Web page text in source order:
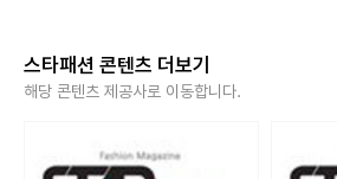
눈길을 끌었다.
했다. 별다른 설명 없이 업로드된 이 사
스타패션 콘텐츠 더보기
해당 콘텐츠 제공사로 이동합니다.